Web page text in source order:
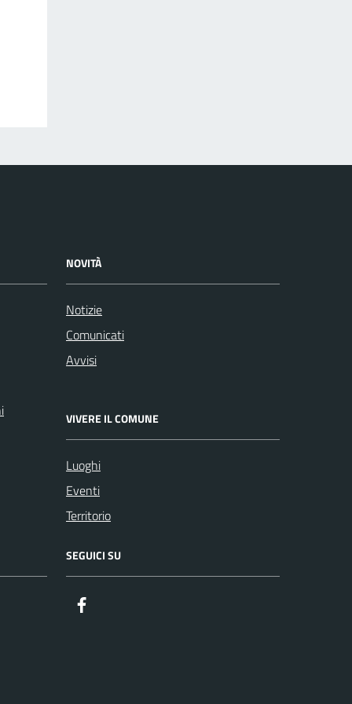
NOVITÀ
Notizie
Comunicati
Avvisi
VIVERE IL COMUNE
Luoghi
Eventi
Territorio
SEGUICI SU